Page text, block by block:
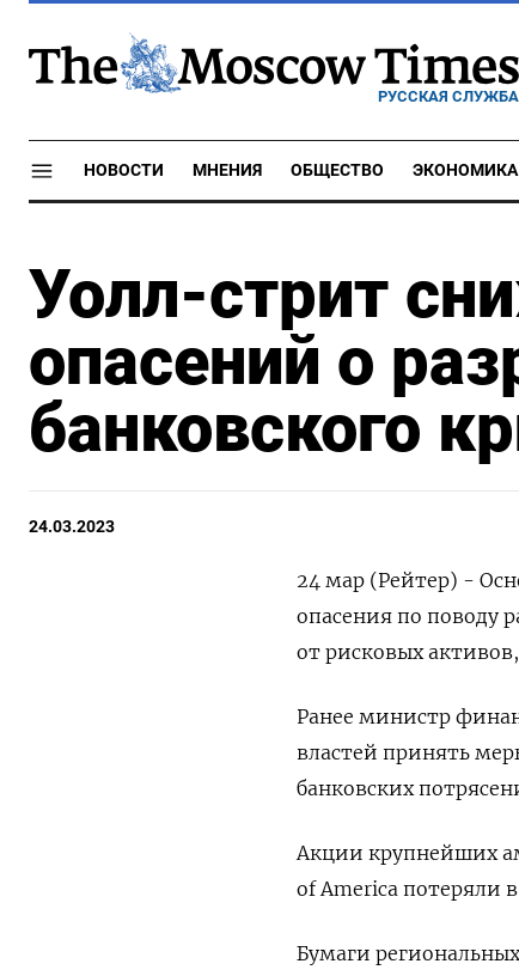
РУССКАЯ СЛУЖБА
НОВОСТИ МНЕНИЯ ОБЩЕСТВО ЭКОНОМИКА
Уолл-стрит
опасений о
банковского
24.03.2023
24 мар (Рейтер) -
опасения по поводу
от рисковых
Ранее министр
властей принять
банковских
Акции крупнейших
of America потеряли
Бумаги